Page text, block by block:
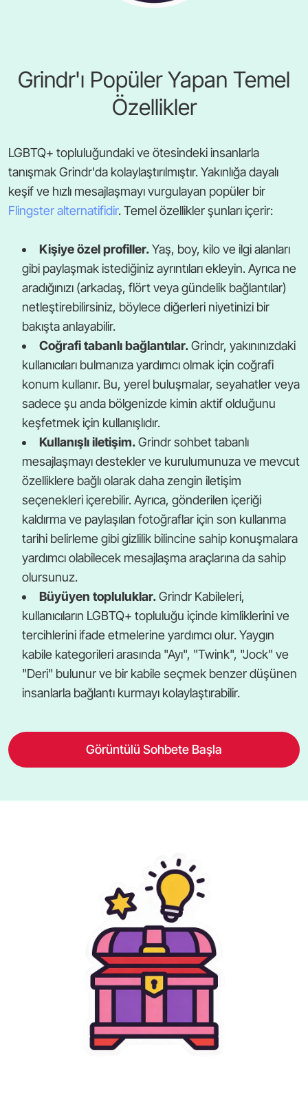
Grindr'ı Popüler Yapan Temel
Özellikler
LGBTQ+ topluluğundaki ve ötesindeki insanlarla
tanışmak Grindr'da kolaylaştırılmıştır. Yakınlığa dayalı
keşif ve hızlı mesajlaşmayı vurgulayan popüler bir
Flingster alternatifidir. Temel özellikler şunları içerir:
Kişiye özel profiller.Yaş, boy, kilo ve ilgi alanları
gibi paylaşmak istediğiniz ayrıntıları ekleyin. Ayrıca ne
aradığınızı (arkadaş, flört veya gündelik bağlantılar)
netleştirebilirsiniz, böylece diğerleri niyetinizi bir
bakışta anlayabilir.
Coğrafi tabanlı bağlantılar.Grindr, yakınınızdaki
kullanıcıları bulmanıza yardımcı olmak için coğrafi
konum kullanır. Bu, yerel buluşmalar, seyahatler veya
sadece şu anda bölgenizde kimin aktif olduğunu
keşfetmek için kullanışlıdır.
Kullanışlı iletişim.Grindr sohbet tabanlı
mesajlaşmayı destekler ve kurulumunuza ve mevcut
özelliklere bağlı olarak daha zengin iletişim
seçenekleri içerebilir. Ayrıca, gönderilen içeriği
kaldırma ve paylaşılan fotoğraflar için son kullanma
tarihi belirleme gibi gizlilik bilincine sahip konuşmalara
yardımcı olabilecek mesajlaşma araçlarına da sahip
olursunuz.
Büyüyen topluluklar.Grindr Kabileleri,
kullanıcıların LGBTQ+ topluluğu içinde kimliklerini ve
tercihlerini ifade etmelerine yardımcı olur. Yaygın
kabile kategorileri arasında "Ayı", "Twink", "Jock" ve
"Deri" bulunur ve bir kabile seçmek benzer düşünen
insanlarla bağlantı kurmayı kolaylaştırabilir.
Görüntülü Sohbete Başla